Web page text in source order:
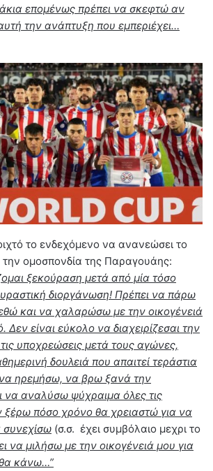
επομένως πρέπει να σκεφτώ αν
αυτή την ανάπτυξη που εμπεριέχει…
το ενδεχόμενο να ανανεώσει το
την ομοσπονδία της Παραγουάης:
ξεκούραση μετά από μία τόσο
διοργάνωση! Πρέπει να πάρω
και να χαλαρώσω με την οικογένειά
Δεν είναι εύκολο να διαχειρίζεσαι την
υποχρεώσεις μετά τους αγώνες,
δουλειά που απαιτεί τεράστια
να ηρεμήσω, να βρω ξανά την
να αναλύσω ψύχραιμα όλες τις
ξέρω πόσο χρόνο θα χρειαστώ για να
(σ.σ. έχει συμβόλαιο μεχρι το
να μιλήσω με την οικογένειά μου για
κάνω…”